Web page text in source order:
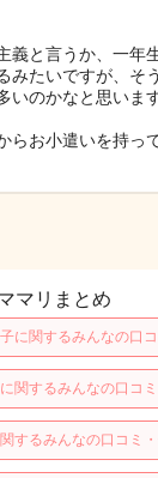
義と言うか、一年
みたいですが、そ
いのかなと思いま
らお小遣いを持っ
マリまとめ
に関するみんなの口
関するみんなの口コ
するみんなの口コミ